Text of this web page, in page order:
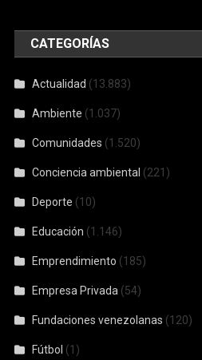
CATEGORÍAS
Actualidad (13.883)
Ambiente (1.037)
Comunidades (1.520)
Conciencia ambiental (221)
Deporte (10)
Educación (1.146)
Emprendimiento (185)
Empresa Privada (54)
Fundaciones venezolanas (120)
Fútbol (1)